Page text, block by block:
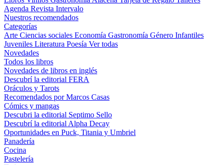
Agenda Revista Intervalo
Nuestros recomendados
Categorías
Arte Ciencias sociales Economía Gastronomía Género Infantiles
Juveniles Literatura Poesía Ver todas
Novedades
Todos los libros
Novedades de libros en inglés
Descubrí la editorial FERA
Oráculos y Tarots
Recomendados por Marcos Casas
Cómics y mangas
Descubri la editorial Septimo Sello
Descubrí la editorial Alpha Decay
Oportunidades en Puck, Titania y Umbriel
Panadería
Cocina
Pastelería